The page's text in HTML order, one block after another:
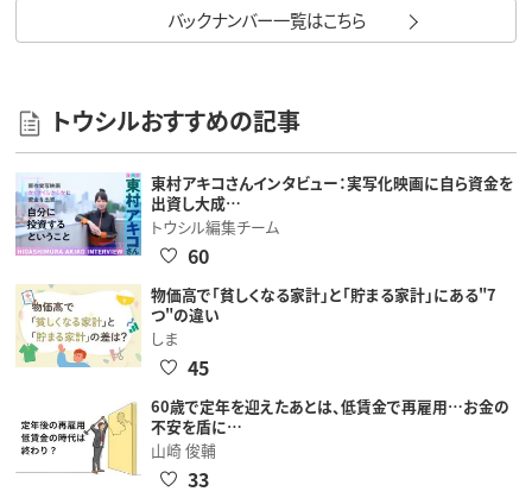
バックナンバー一覧はこちら
トウシルおすすめの記事
東村アキコさんインタビュー：実写化映画に自ら資金を
出資し大成…
トウシル編集チーム
60
物価高で「貧しくなる家計」と「貯まる家計」にある"7
つ"の違い
しま
45
60歳で定年を迎えたあとは、低賃金で再雇用…お金の
不安を盾に…
山崎 俊輔
33